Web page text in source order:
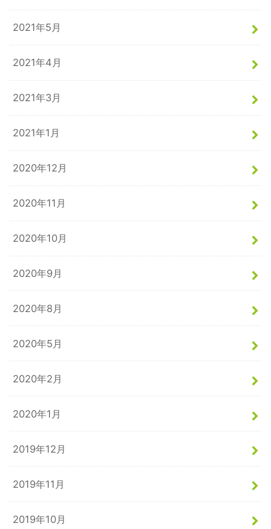
2021年5月
2021年4月
2021年3月
2021年1月
2020年12月
2020年11月
2020年10月
2020年9月
2020年8月
2020年5月
2020年2月
2020年1月
2019年12月
2019年11月
2019年10月